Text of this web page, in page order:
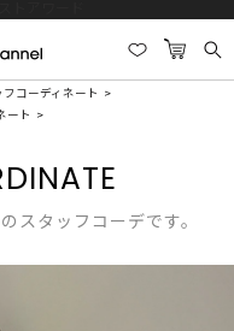
コーディネート
ート
スタッフコーデです。